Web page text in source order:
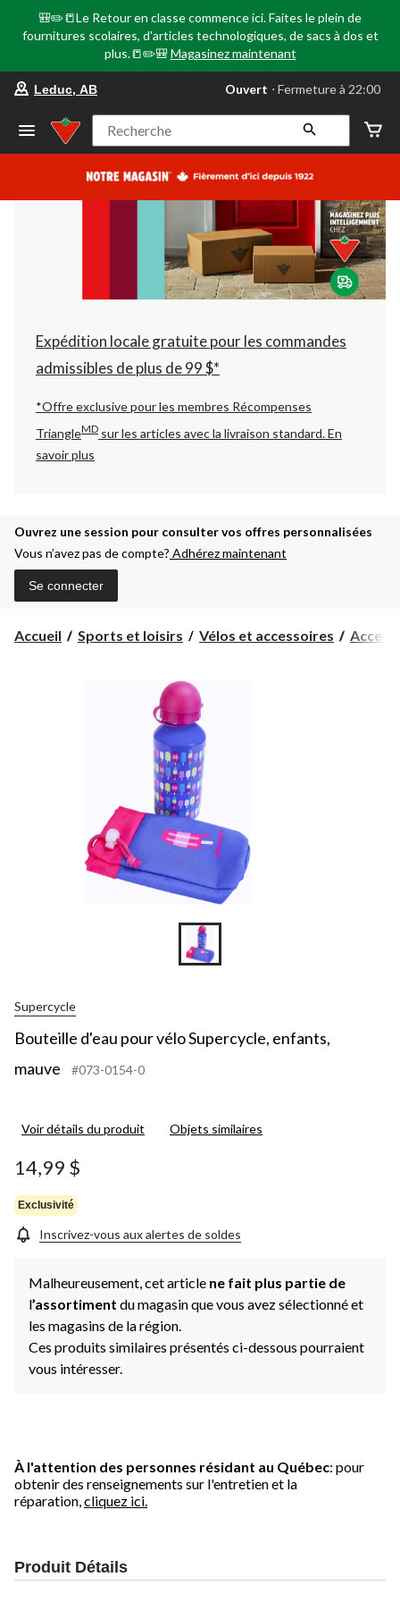
🎒✏️📒Le Retour en classe commence ici. Faites le plein de
fournitures scolaires, d'articles technologiques, de sacs à dos et
plus.📒✏️🎒 Magasinez maintenant
votre
préféré
Leduc,
AB,
courament
Fermeture
à
22:00
cliquer
pour
changer
Leduc, AB Ouvert ⋅ Fermeture à 22:00
Recherche
Expédition locale gratuite pour les commandes
admissibles de plus de 99 $*
*Offre exclusive pour les membres Récompenses
TriangleMD sur les articles avec la livraison standard.En
savoir plus
Ouvrez une session pour consulter vos offres personnalisées
Vous n’avez pas de compte? Adhérez maintenant
Se connecter
Accueil Sports et loisirs Vélos et accessoires
Supercycle
Bouteille d'eau pour vélo Supercycle, enfants,
mauve
#073-0154-0
Voir détails du produit Objets similaires
14,99 $
Exclusivité
Inscrivez-vous aux alertes de soldes
Malheureusement, cet article ne fait plus partie de
l’assortiment du magasin que vous avez sélectionné et
les magasins de la région.
Ces produits similaires présentés ci-dessous pourraient
vous intéresser.
À l'attention des personnes résidant au Québec: pour
obtenir des renseignements sur l'entretien et la
réparation, cliquez ici.
Produit Détails